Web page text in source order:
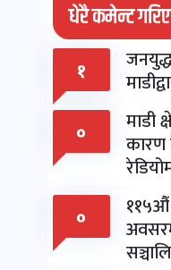
धेरै कमेन्ट
१
०
माडी
कारण
०
११५औं